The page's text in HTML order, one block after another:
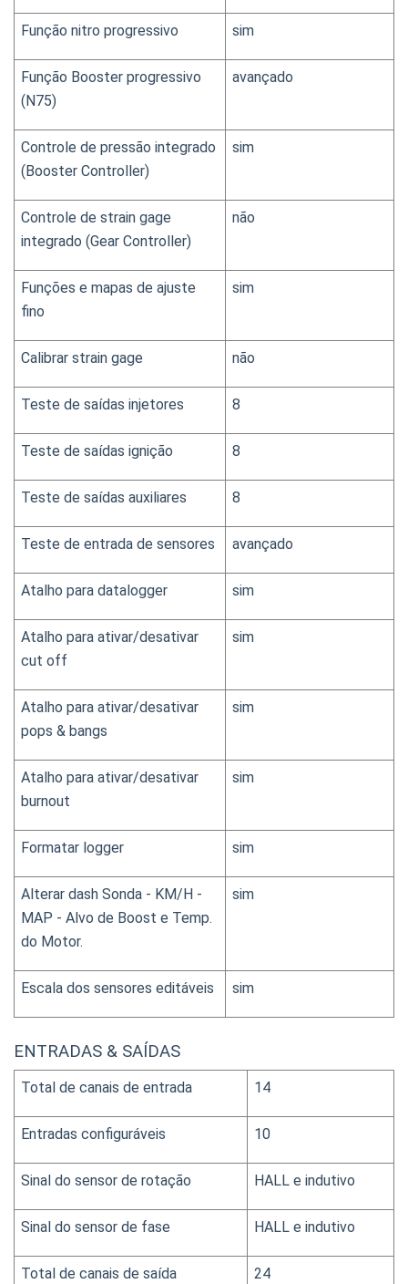
Função nitro progressivo sim
Função Booster progressivo
(N75)
avançado
Controle de pressão integrado
(Booster Controller)
sim
Controle de strain gage
integrado (Gear Controller)
não
Funções e mapas de ajuste
fino
sim
Calibrar strain gage não
Teste de saídas injetores 8
Teste de saídas ignição 8
Teste de saídas auxiliares 8
Teste de entrada de sensores avançado
Atalho para datalogger sim
Atalho para ativar/desativar
cut off
sim
Atalho para ativar/desativar
pops & bangs
sim
Atalho para ativar/desativar
burnout
sim
Formatar logger sim
Alterar dash Sonda - KM/H -
MAP - Alvo de Boost e Temp.
do Motor.
sim
Escala dos sensores editáveis sim
ENTRADAS & SAÍDAS
Total de canais de entrada 14
Entradas configuráveis 10
Sinal do sensor de rotação HALL e indutivo
Sinal do sensor de fase HALL e indutivo
Total de canais de saída 24